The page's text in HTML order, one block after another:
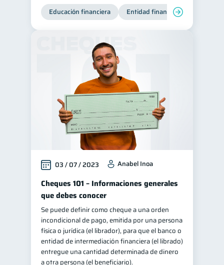
Educación financiera Entidad financiera
03 / 07 / 2023 Anabel Inoa
Cheques 101 – Informaciones generales
que debes conocer
Se puede definir como cheque a una orden
incondicional de pago, emitida por una persona
física o jurídica (el librador), para que el banco o
entidad de intermediación financiera (el librado)
entregue una cantidad determinada de dinero
a otra persona (el beneficiario).